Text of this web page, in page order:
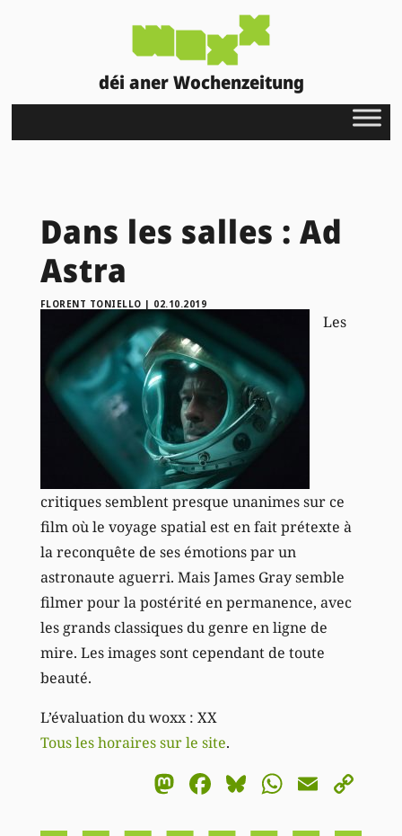
déi aner Wochenzeitung
Dans les salles : Ad
Astra
FLORENT TONIELLO | 02.10.2019
Les
critiques semblent presque unanimes sur ce
film où le voyage spatial est en fait prétexte à
la reconquête de ses émotions par un
astronaute aguerri. Mais James Gray semble
filmer pour la postérité en permanence, avec
les grands classiques du genre en ligne de
mire. Les images sont cependant de toute
beauté.
L’évaluation du woxx : XX
Tous les horaires sur le site.
Mastodon
Facebook
BlueskyEmail